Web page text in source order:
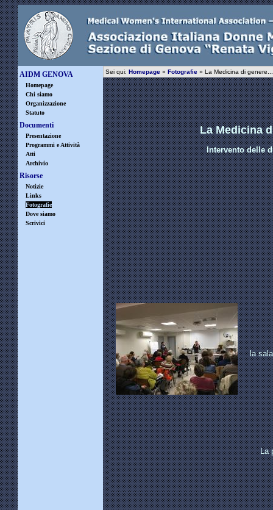
AIDM GENOVA
Homepage
Chi siamo
Organizzazione
Statuto
Documenti
Presentazione
Programmi e Attività
Atti
Archivio
Risorse
Notizie
Links
Fotografie
Dove siamo
Scrivici
Sei qui: Homepage » Fotografie » La Medicina di
La Medicina
Intervento delle
la sala
La